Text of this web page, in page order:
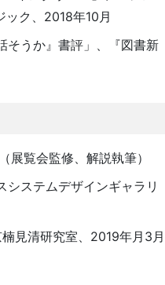
ク、2018年10月
うか』書評」、『図書新
覧会監修、解説執筆）
システムデザインギャラリ
見清研究室、2019年月3月